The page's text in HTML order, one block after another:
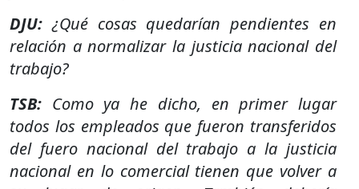
DJU: ¿Qué cosas quedarían pendientes en
relación a normalizar la justicia nacional del
trabajo?
TSB: Como ya he dicho, en primer lugar
todos los empleados que fueron transferidos
del fuero nacional del trabajo a la justicia
nacional en lo comercial tienen que volver a